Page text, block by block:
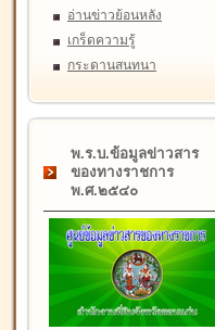
อ่านข่าวย้อนหลัง
เกร็ดความรู้
กระดานสนทนา
พ.ร.บ.ข้อมูลข่าวสาร
ของทางราชการ
พ.ศ.๒๕๔๐